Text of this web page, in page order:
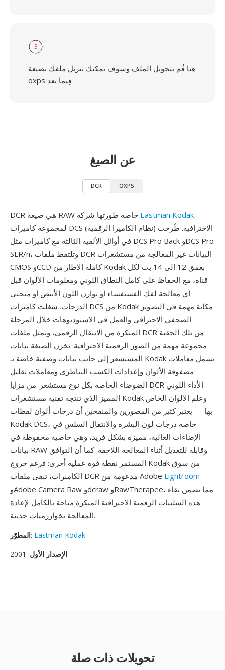
3
هيا قُم بتحويل الملف وسوف يمكنك تنزيل ملفك بصيغة
oxps فِيما بعد
عن الصيغ
DCR OXPS
Eastman Kodak
لمجموعة كاميرات DCS (نظام الكاميرا الرقمية) الاحترافية. طُرحت
في أوائل الألفية الثالثة مع كاميرات مثل DCS Pro Back وDCS Pro
SLR/n، وتلتقط ملفات DCR البيانات غير المعالجة من مستشعرات
CMOS وCCD كاملة الإطار من Kodak بعمق 12 إلى 14 بت لكل
قناة، مع الحفاظ على كامل النطاق اللوني ومعلومات الألوان قبل
أي معالجة لفك الفسيفساء أو توازن اللون الأبيض أو منحنى
الدرجات. شغلت كاميرات DCS من Kodak مكانة مهمة في التصوير
الصحفي الاحترافي والعمل في الاستوديوهات خلال المرحلة
المبكرة من الانتقال الرقمي، وتمثل ملفات DCR من تلك الحقبة
مجموعة مهمة من الصور الرقمية الاحترافية. تخزن الصيغة بيانات
المستشعر إلى جانب بيانات وصفية خاصة بـ Kodak تشمل معاملات
مصفوفة الألوان وإعدادات الكسب التناظري ومعاملات تقليل
الضوضاء الخاصة بكل نوع مستشعر. من مزايا DCR الأداء اللوني
المميز الذي تنتجه تقنية مستشعرات Kodak وعلم الألوان الخاص
بها — يعتبر كثير من المصورين والمنقحين أن درجات ألوان لقطات
Kodak DCS، خاصة درجات لون البشرة والانتقال السلس في
الإضاءات العالية، مميزة بشكل فريد، وهي خاصية محفوظة في
بيانات RAW وقابلة للتعديل أثناء المعالجة اللاحقة. كما أن التوافق
المستمر نقطة قوة عملية أخرى: فرغم خروج Kodak من سوق
الكاميرات، تبقى ملفات DCR مدعومة من Adobe Lightroom
وAdobe Camera Raw وdcraw وRawTherapee، مما يضمن بقاء
هذه السلبيات الرقمية الاحترافية المبكرة متاحة بالكامل لإعادة
المعالجة بخوارزميات حديثة.
المطوّر: Eastman Kodak
الإصدار الأول: 2001
تحويلات ذات صلة